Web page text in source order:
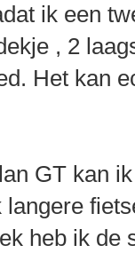
ik een
, 2
Het kan
GT kan
langere
heb ik de